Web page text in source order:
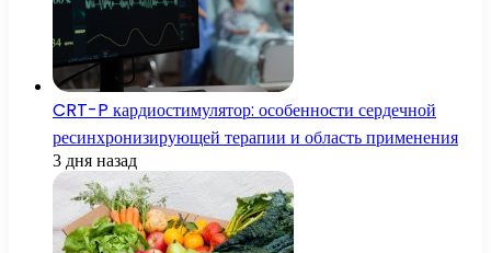
CRT-P кардиостимулятор: особенности сердечной
ресинхронизирующей терапии и область применения
3 дня назад